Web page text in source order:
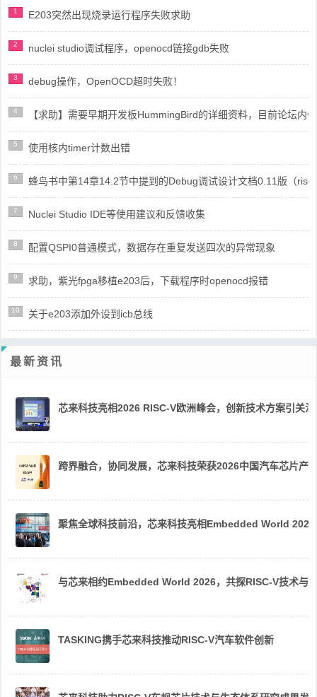
1 E203突然出现烧录运行程序失败求助
2 nuclei studio调试程序，openocd链接gdb失败
3 debug操作，OpenOCD超时失败！
4 【求助】需要早期开发板HummingBird的详细资料，目前论坛内
5 使用核内timer计数出错
6 蜂鸟书中第14章14.2节中提到的Debug调试设计文档0.11版（
7 Nuclei Studio IDE等使用建议和反馈收集
8 配置QSPI0普通模式，数据存在重复发送四次的异常现象
9 求助，紫光fpga移植e203后，下载程序时openocd报错
10 关于e203添加外设到icb总线
最新资讯
芯来科技亮相2026 RISC-V欧洲峰会，创新技术方案引关注
跨界融合，协同发展，芯来科技荣获2026中国汽车芯片产
聚焦全球科技前沿，芯来科技亮相Embedded World 2026
与芯来相约Embedded World 2026，共探RISC-V技术与
TASKING携手芯来科技推动RISC-V汽车软件创新